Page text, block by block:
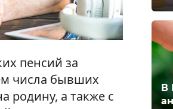
пенсий за
числа бывших
родину, а также с
В